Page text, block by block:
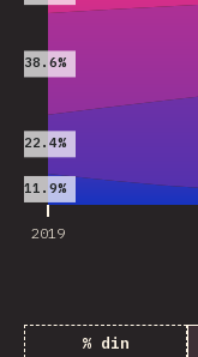
2019
11.9%
22.4%
38.6%
% din